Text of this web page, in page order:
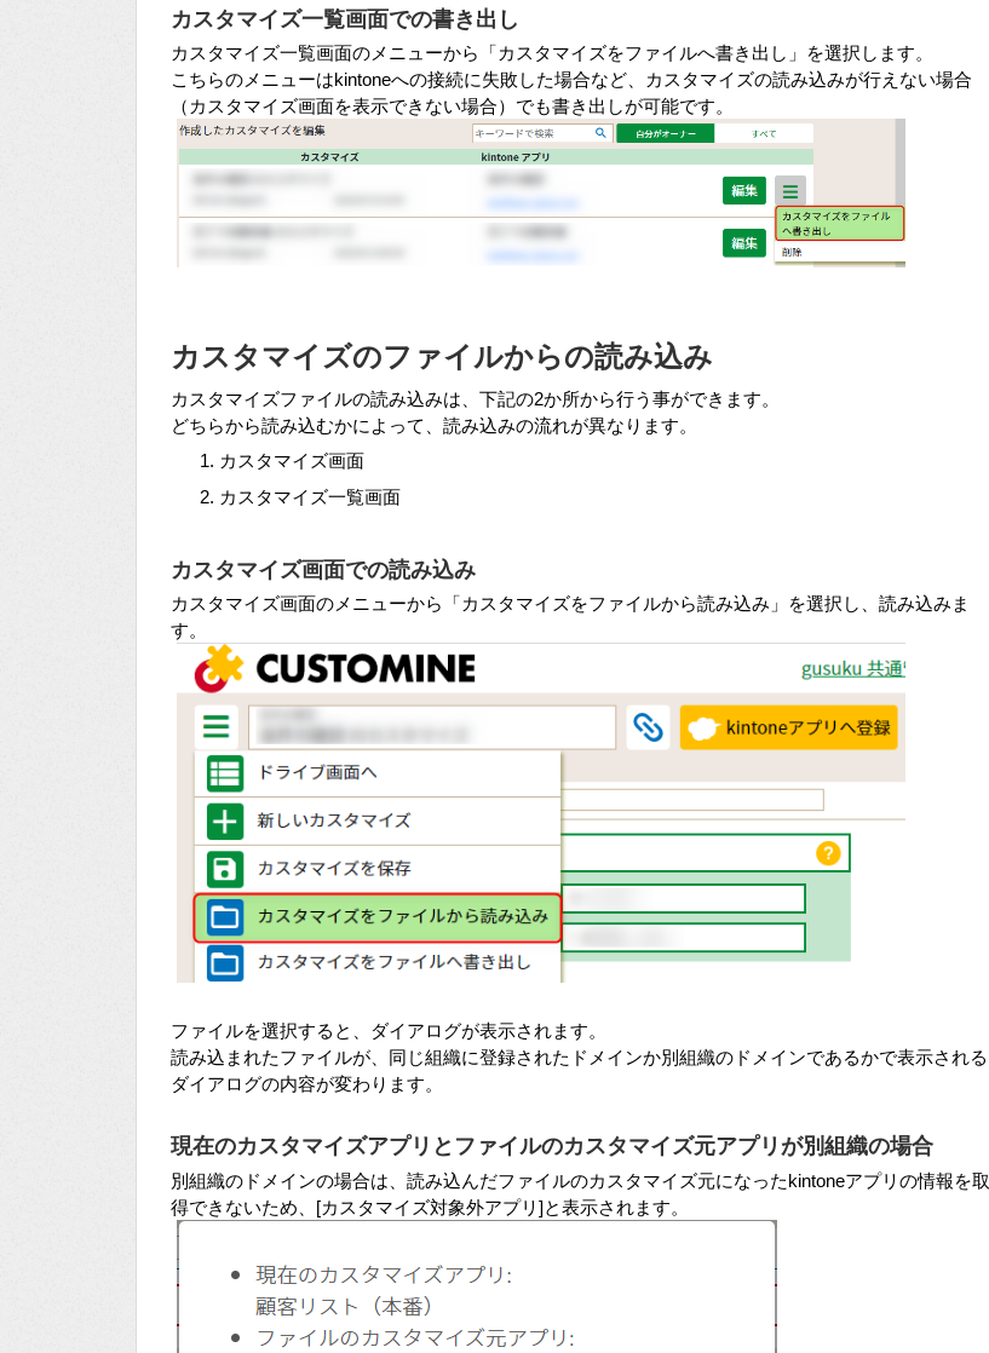
カスタマイズ一覧画面での書き出し
カスタマイズ一覧画面のメニューから「カスタマイズをファイルへ書き出し」を選択します。
こちらのメニューはkintoneへの接続に失敗した場合など、カスタマイズの読み込みが行えない場合
（カスタマイズ画面を表示できない場合）でも書き出しが可能です。
カスタマイズのファイルからの読み込み
カスタマイズファイルの読み込みは、下記の2か所から行う事ができます。
どちらから読み込むかによって、読み込みの流れが異なります。
カスタマイズ画面
カスタマイズ一覧画面
カスタマイズ画面での読み込み
カスタマイズ画面のメニューから「カスタマイズをファイルから読み込み」を選択し、読み込みま
す。
ファイルを選択すると、ダイアログが表示されます。
読み込まれたファイルが、同じ組織に登録されたドメインか別組織のドメインであるかで表示される
ダイアログの内容が変わります。
現在のカスタマイズアプリとファイルのカスタマイズ元アプリが別組織の場合
別組織のドメインの場合は、読み込んだファイルのカスタマイズ元になったkintoneアプリの情報を取
得できないため、[カスタマイズ対象外アプリ]と表示されます。